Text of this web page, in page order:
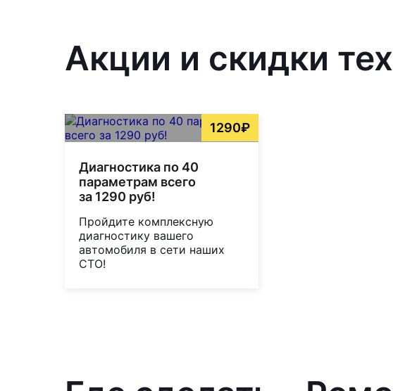
Акции и скидки
1290₽
Диагностика по 40
параметрам всего
за 1290 руб!
Пройдите комплексную
диагностику вашего
автомобиля в сети наших
СТО!